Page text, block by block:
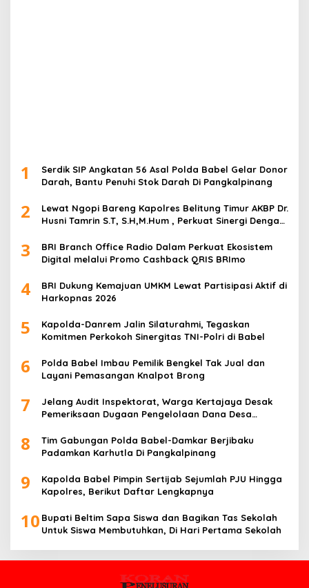
1
Serdik SIP Angkatan 56 Asal Polda Babel Gelar Donor
Darah, Bantu Penuhi Stok Darah Di Pangkalpinang
2
Lewat Ngopi Bareng Kapolres Belitung Timur AKBP Dr.
Husni Tamrin S.T, S.H,M.Hum , Perkuat Sinergi Dengan
3
BRI Branch Office Radio Dalam Perkuat Ekosistem
Digital melalui Promo Cashback QRIS BRImo
4
BRI Dukung Kemajuan UMKM Lewat Partisipasi Aktif di
Harkopnas 2026
5
Kapolda-Danrem Jalin Silaturahmi, Tegaskan
Komitmen Perkokoh Sinergitas TNI-Polri di Babel
6
Polda Babel Imbau Pemilik Bengkel Tak Jual dan
Layani Pemasangan Knalpot Brong
7
Jelang Audit Inspektorat, Warga Kertajaya Desak
Pemeriksaan Dugaan Pengelolaan Dana Desa
8
Tim Gabungan Polda Babel-Damkar Berjibaku
Padamkan Karhutla Di Pangkalpinang
9
Kapolda Babel Pimpin Sertijab Sejumlah PJU Hingga
Kapolres, Berikut Daftar Lengkapnya
10 Bupati Beltim Sapa Siswa dan Bagikan Tas Sekolah
Untuk Siswa Membutuhkan, Di Hari Pertama Sekolah